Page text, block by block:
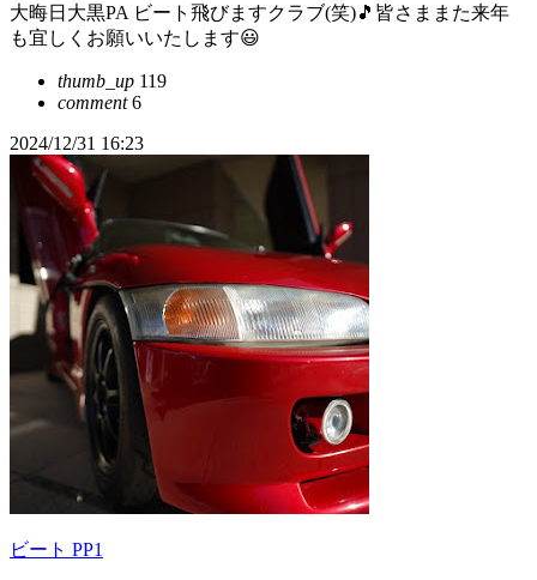
大晦日大黒PA ビート飛びますクラブ(笑)🎵皆さままた来年
も宜しくお願いいたします😃
thumb_up 119
comment6
2024/12/31 16:23
ビート PP1